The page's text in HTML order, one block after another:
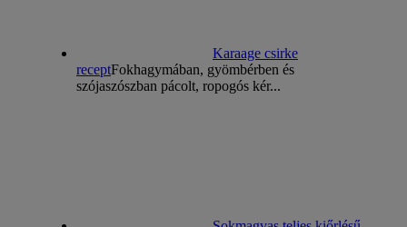
Karaage csirke
receptFokhagymában, gyömbérben és
szójaszószban pácolt, ropogós kér...